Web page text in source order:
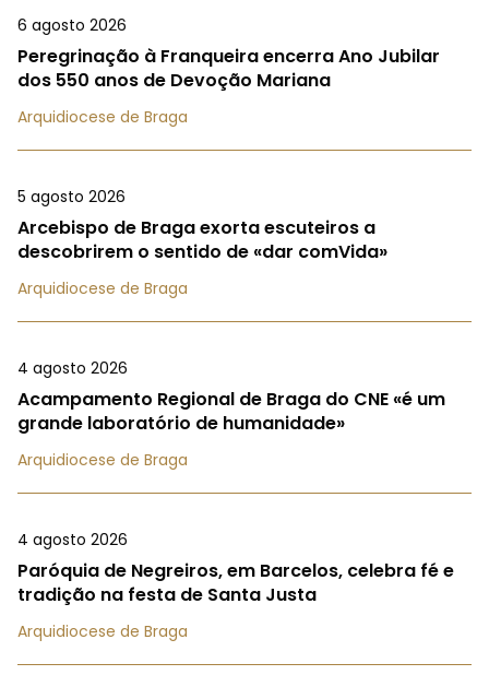
6 agosto 2026
Peregrinação à Franqueira encerra Ano Jubilar
dos 550 anos de Devoção Mariana
Arquidiocese de Braga
5 agosto 2026
Arcebispo de Braga exorta escuteiros a
descobrirem o sentido de «dar comVida»
Arquidiocese de Braga
4 agosto 2026
Acampamento Regional de Braga do CNE «é um
grande laboratório de humanidade»
Arquidiocese de Braga
4 agosto 2026
Paróquia de Negreiros, em Barcelos, celebra fé e
tradição na festa de Santa Justa
Arquidiocese de Braga